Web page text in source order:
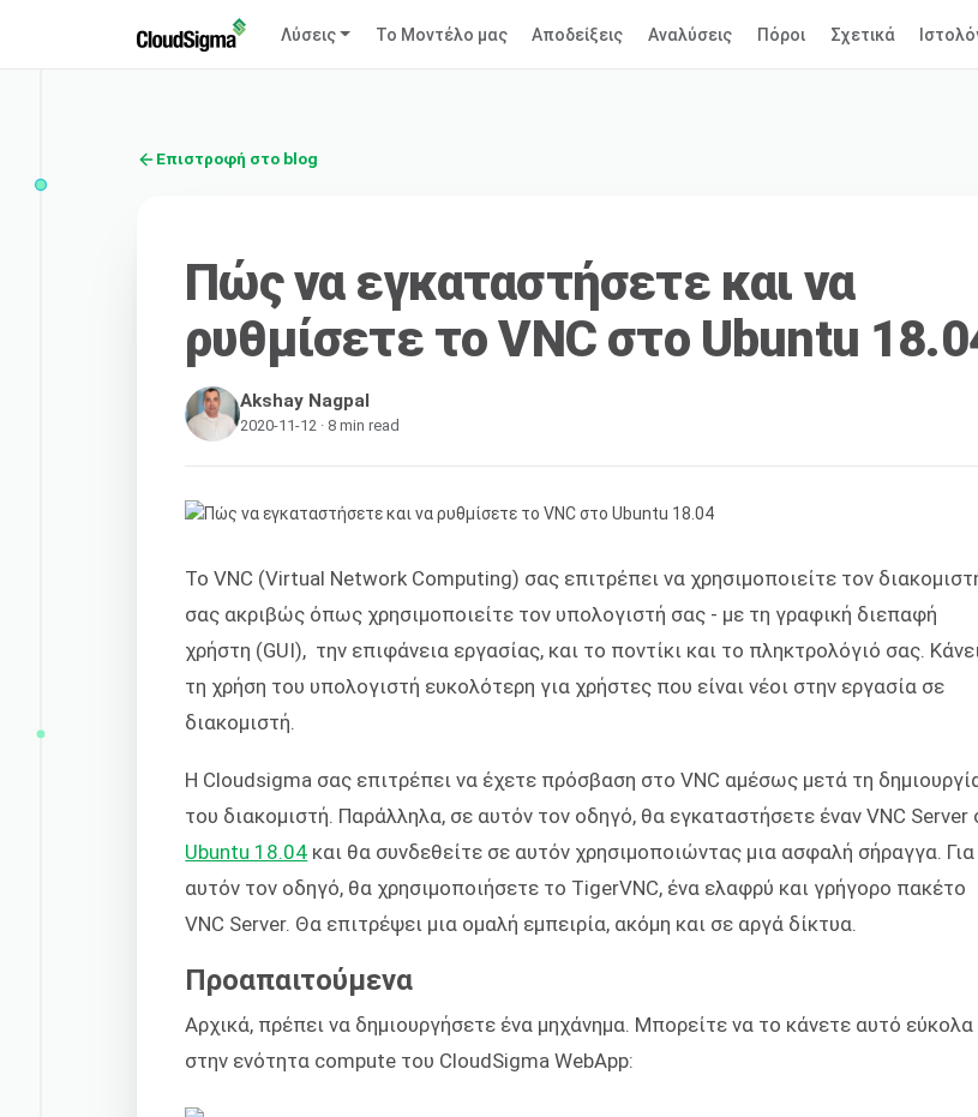
Λύσεις Το Μοντέλο μας Αποδείξεις Αναλύσεις Πόροι Σχετικά
Επιστροφή στο blog
Πώς να εγκαταστήσετε και να
ρυθμίσετε το VNC στο Ubuntu
Akshay Nagpal
2020-11-12 · 8 min read
Το VNC (Virtual Network Computing) σας επιτρέπει να χρησιμοποιείτε τον
σας ακριβώς όπως χρησιμοποιείτε τον υπολογιστή σας - με τη γραφική διεπαφή
χρήστη (GUI), την επιφάνεια εργασίας, και το ποντίκι και το πληκτρολόγιό σας.
τη χρήση του υπολογιστή ευκολότερη για χρήστες που είναι νέοι στην εργασία σε
διακομιστή.
Η Cloudsigma σας επιτρέπει να έχετε πρόσβαση στο VNC αμέσως μετά τη
του διακομιστή. Παράλληλα, σε αυτόν τον οδηγό, θα εγκαταστήσετε έναν VNC Server
Ubuntu 18.04 και θα συνδεθείτε σε αυτόν χρησιμοποιώντας μια ασφαλή σήραγγα. Για
αυτόν τον οδηγό, θα χρησιμοποιήσετε το TigerVNC, ένα ελαφρύ και γρήγορο πακέτο
VNC Server. Θα επιτρέψει μια ομαλή εμπειρία, ακόμη και σε αργά δίκτυα.
Προαπαιτούμενα
Αρχικά, πρέπει να δημιουργήσετε ένα μηχάνημα. Μπορείτε να το κάνετε αυτό εύκολα
στην ενότητα compute του CloudSigma WebApp: